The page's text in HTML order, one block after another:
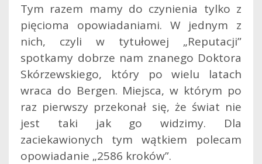
Tym razem mamy do czynienia tylko z
pięcioma opowiadaniami. W jednym z
nich, czyli w tytułowej „Reputacji”
spotkamy dobrze nam znanego Doktora
Skórzewskiego, który po wielu latach
wraca do Bergen. Miejsca, w którym po
raz pierwszy przekonał się, że świat nie
jest taki jak go widzimy. Dla
zaciekawionych tym wątkiem polecam
opowiadanie „2586 kroków”.